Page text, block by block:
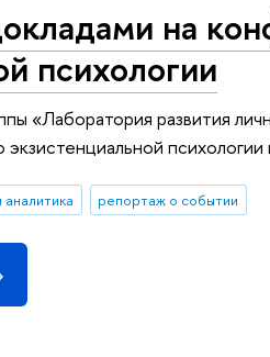
на
психологии
«Лаборатория развития
репортаж о событии